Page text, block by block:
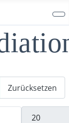
Zurücksetzen
Anzeige #